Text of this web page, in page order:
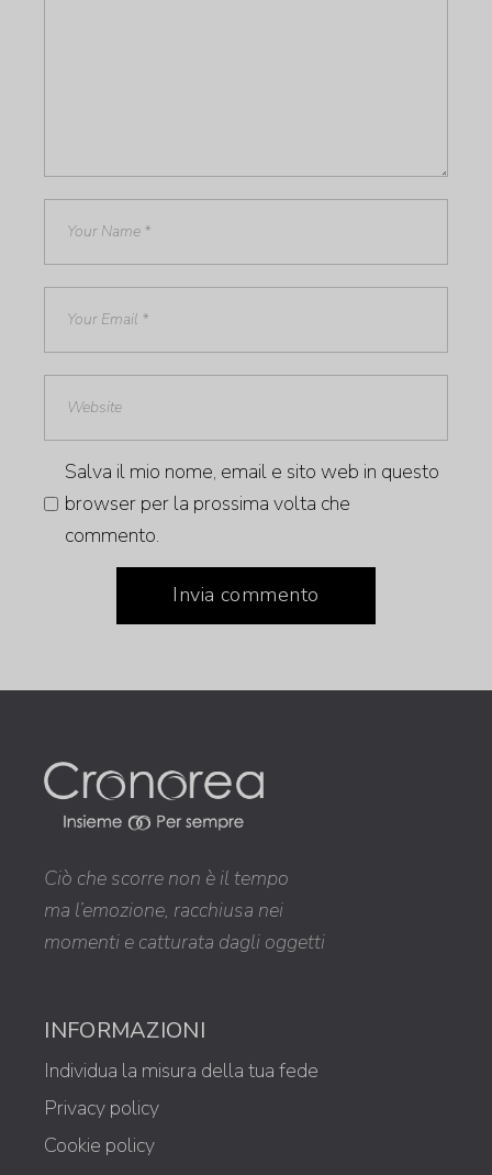
Salva il mio nome, email e sito web in questo
browser per la prossima volta che
commento.
Invia commento
Ciò che scorre non è il tempo
ma l’emozione, racchiusa nei
momenti e catturata dagli oggetti
INFORMAZIONI
Individua la misura della tua fede
Privacy policy
Cookie policy